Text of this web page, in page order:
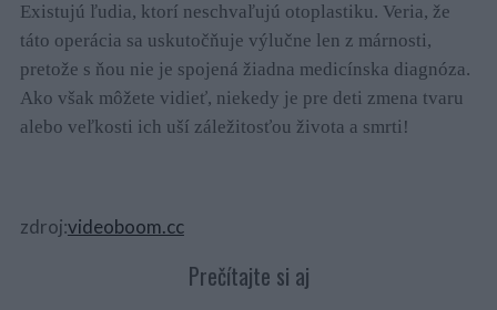
Existujú ľudia, ktorí neschvaľujú otoplastiku. Veria, že
táto operácia sa uskutočňuje výlučne len z márnosti,
pretože s ňou nie je spojená žiadna medicínska diagnóza.
Ako však môžete vidieť, niekedy je pre deti zmena tvaru
alebo veľkosti ich uší záležitosťou života a smrti!
zdroj:videoboom.cc
Prečítajte si aj